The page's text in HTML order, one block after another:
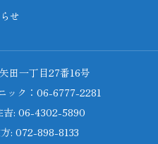
せ
田一丁目27番16号
ック：06-6777-2281
吉: 06-4302-5890
: 072-898-8133